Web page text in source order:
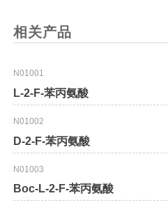
相关产品
N01001
L-2-F-苯丙氨酸
N01002
D-2-F-苯丙氨酸
N01003
Boc-L-2-F-苯丙氨酸